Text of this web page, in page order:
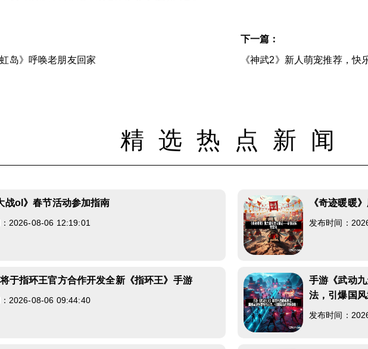
岛》呼唤老朋友回家
下一篇：
《神武2》新人萌宠推荐，快
精选热点新闻
战ol》春节活动参加指南
2026-08-06 12:19:01
《奇迹暖暖
发布时间：
于指环王官方合作开发全新《指环王》手游
2026-08-06 09:44:40
手游《武动
法，引爆国风
发布时间：